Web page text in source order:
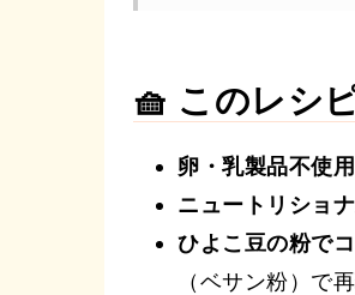
✏️ レシピカード
🧺 このレシ
卵・乳製品不使用
ニュートリショ
ひよこ豆の粉で
（ベサン粉）で